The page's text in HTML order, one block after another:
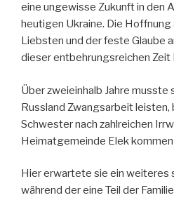
eine ungewisse Zukunft in den
heutigen Ukraine. Die Hoffnung
Liebsten und der feste Glaube
dieser entbehrungsreichen Zeit
Über zweieinhalb Jahre musste
Russland Zwangsarbeit leisten,
Schwester nach zahlreichen
Heimatgemeinde Elek
Hier erwartete sie ein weiteres
während der eine Teil der